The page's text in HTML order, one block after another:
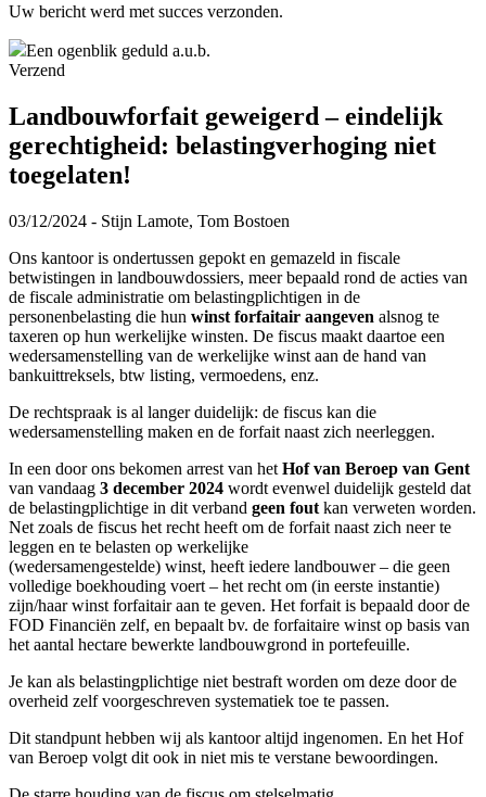
Uw bericht werd met succes verzonden.
Een ogenblik geduld a.u.b.
Verzend
Landbouwforfait geweigerd – eindelijk
gerechtigheid: belastingverhoging niet
toegelaten!
03/12/2024 - Stijn Lamote, Tom Bostoen
Ons kantoor is ondertussen gepokt en gemazeld in fiscale
betwistingen in landbouwdossiers, meer bepaald rond de acties van
de fiscale administratie om belastingplichtigen in de
personenbelasting die hun winst forfaitair aangeven alsnog te
taxeren op hun werkelijke winsten. De fiscus maakt daartoe een
wedersamenstelling van de werkelijke winst aan de hand van
bankuittreksels, btw listing, vermoedens, enz.
De rechtspraak is al langer duidelijk: de fiscus kan die
wedersamenstelling maken en de forfait naast zich neerleggen.
In een door ons bekomen arrest van het Hof van Beroep van Gent
van vandaag 3 december 2024 wordt evenwel duidelijk gesteld dat
de belastingplichtige in dit verband geen fout kan verweten worden.
Net zoals de fiscus het recht heeft om de forfait naast zich neer te
leggen en te belasten op werkelijke
(wedersamengestelde) winst, heeft iedere landbouwer – die geen
volledige boekhouding voert – het recht om (in eerste instantie)
zijn/haar winst forfaitair aan te geven. Het forfait is bepaald door de
FOD Financiën zelf, en bepaalt bv. de forfaitaire winst op basis van
het aantal hectare bewerkte landbouwgrond in portefeuille.
Je kan als belastingplichtige niet bestraft worden om deze door de
overheid zelf voorgeschreven systematiek toe te passen.
Dit standpunt hebben wij als kantoor altijd ingenomen. En het Hof
van Beroep volgt dit ook in niet mis te verstane bewoordingen.